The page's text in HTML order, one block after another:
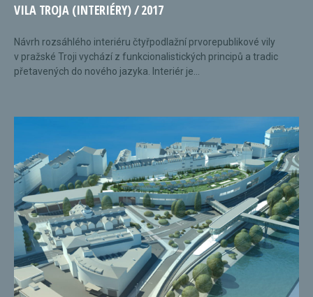
VILA TROJA (INTERIÉRY) / 2017
Návrh rozsáhlého interiéru čtyřpodlažní prvorepublikové vily
v pražské Troji vychází z funkcionalistických principů a tradic
přetavených do nového jazyka. Interiér je...